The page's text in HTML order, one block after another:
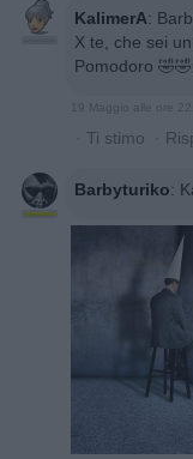
KalimerA:
X te, che sei
Pomodoro
19 Maggio alle ore
· Ti stimo ·
Barbyturiko: